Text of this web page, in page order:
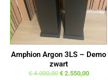
Amphion Argon 3LS – Demo
zwart
€4.000,00 €2.550,00